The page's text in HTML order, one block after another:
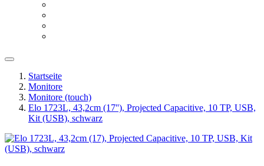
Startseite
Monitore
Monitore (touch)
Elo 1723L, 43,2cm (17''), Projected Capacitive, 10 TP, USB,
Kit (USB), schwarz